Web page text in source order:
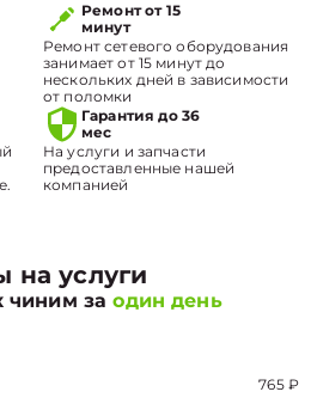
Ремонт от 15
минут
Ремонт сетевого оборудования
занимает от 15 минут до
нескольких дней в зависимости
от поломки
Гарантия до 36
мес
На услуги и запчасти
предоставленные нашей
компанией
на услуги
чиним заодин день
765 ₽